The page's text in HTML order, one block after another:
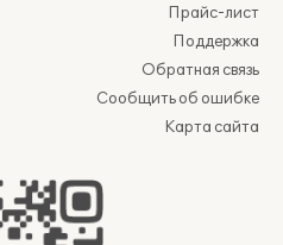
Прайс-лист
Поддержка
Обратная связь
Сообщить об ошибке
Карта сайта